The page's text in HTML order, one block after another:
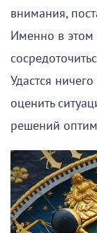
внимания,
Именно в
Удастся
оценить
решений